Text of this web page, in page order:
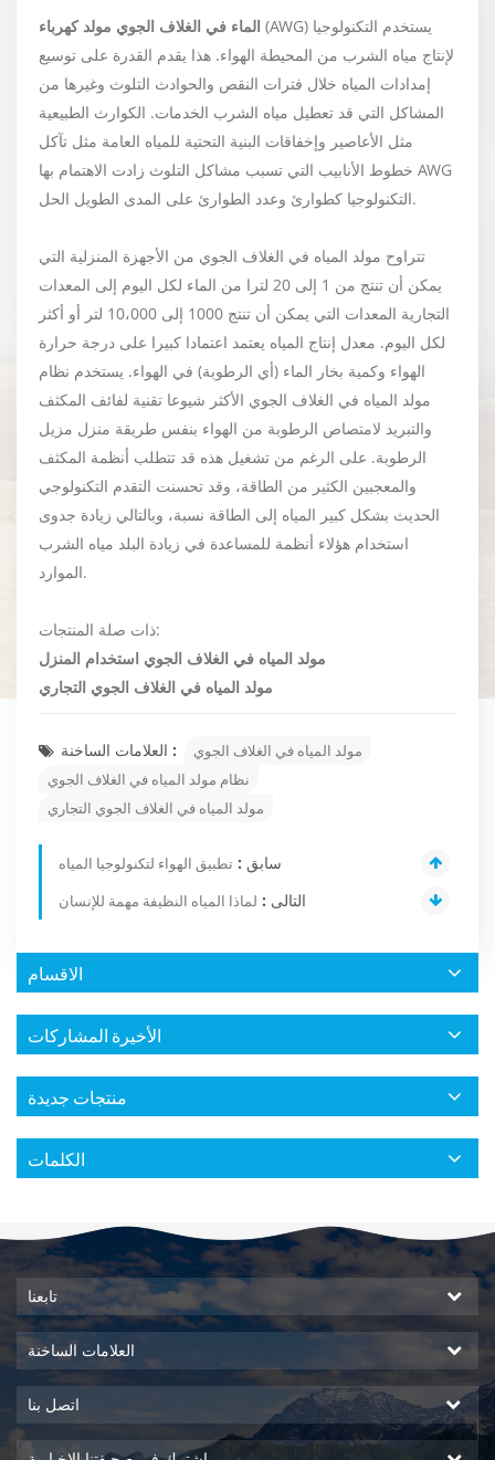
الماء في الغلاف الجوي مولد كهرباء
(AWG) يستخدم التكنولوجيا
لإنتاج مياه الشرب من المحيطة الهواء. هذا يقدم القدرة على توسيع
إمدادات المياه خلال فترات النقص والحوادث التلوث وغيرها من
المشاكل التي قد تعطيل مياه الشرب الخدمات. الكوارث الطبيعية
مثل الأعاصير وإخفاقات البنية التحتية للمياه العامة مثل تآكل
خطوط الأنابيب التي تسبب مشاكل التلوث زادت الاهتمام بها AWG
التكنولوجيا كطوارئ وعدد الطوارئ على المدى الطويل الحل.
تتراوح مولد المياه في الغلاف الجوي من الأجهزة المنزلية التي
يمكن أن تنتج من 1 إلى 20 لترا من الماء لكل اليوم إلى المعدات
التجارية المعدات التي يمكن أن تنتج 1000 إلى 10،000 لتر أو أكثر
لكل اليوم. معدل إنتاج المياه يعتمد اعتمادا كبيرا على درجة حرارة
الهواء وكمية بخار الماء (أي الرطوبة) في الهواء. يستخدم نظام
مولد المياه في الغلاف الجوي الأكثر شيوعا تقنية لفائف المكثف
والتبريد لامتصاص الرطوبة من الهواء بنفس طريقة منزل مزيل
الرطوبة. على الرغم من تشغيل هذه قد تتطلب أنظمة المكثف
والمعجبين الكثير من الطاقة، وقد تحسنت التقدم التكنولوجي
الحديث بشكل كبير المياه إلى الطاقة نسبة، وبالتالي زيادة جدوى
استخدام هؤلاء أنظمة للمساعدة في زيادة البلد مياه الشرب
الموارد.
ذات صلة المنتجات:
مولد المياه في الغلاف الجوي استخدام المنزل
مولد المياه في الغلاف الجوي التجاري
العلامات الساخنة :
مولد المياه في الغلاف الجوي
نظام مولد المياه في الغلاف الجوي
مولد المياه في الغلاف الجوي التجاري
سابق : تطبيق الهواء لتكنولوجيا المياه
التالى : لماذا المياه النظيفة مهمة للإنسان
الاقسام
الأخيرة المشاركات
منتجات جديدة
الكلمات
تابعنا
العلامات الساخنة
اتصل بنا